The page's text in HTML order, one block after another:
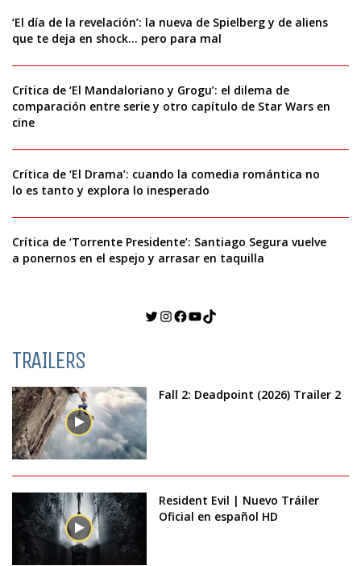
‘El día de la revelación’: la nueva de Spielberg y de aliens
que te deja en shock… pero para mal
Crítica de ‘El Mandaloriano y Grogu’: el dilema de
comparación entre serie y otro capítulo de Star Wars en
cine
Crítica de ‘El Drama’: cuando la comedia romántica no
lo es tanto y explora lo inesperado
Crítica de ‘Torrente Presidente’: Santiago Segura vuelve
a ponernos en el espejo y arrasar en taquilla
Twitter
Instagram
Facebook
YouTube
TikTok
TRAILERS
Fall 2: Deadpoint (2026) Trailer 2
Resident Evil | Nuevo Tráiler
Oficial en español HD